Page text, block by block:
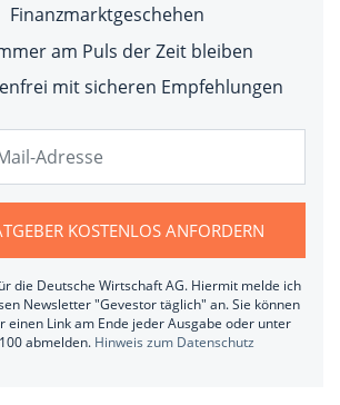
Finanzmarktgeschehen
am Puls der Zeit bleiben
mit sicheren Empfehlungen
KOSTENLOS ANFORDERN
die Deutsche Wirtschaft AG. Hiermit melde ich
Newsletter "Gevestor täglich" an. Sie können
einen Link am Ende jeder Ausgabe oder unter
abmelden. Hinweis zum Datenschutz